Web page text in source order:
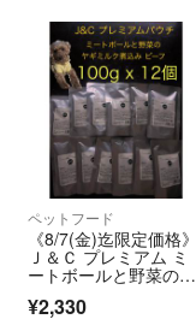
ペットフード
《8/7(金)迄限定価格》
Ｊ＆Ｃ プレミアム ミ
ートボールと野菜のヤ
フ》 100g ×12個
¥2,330